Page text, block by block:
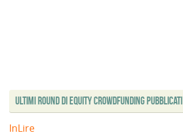
Ultimi Round di Equity Crowdfunding Pubblicati
InLire